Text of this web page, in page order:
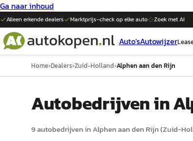
Ga naar inhoud
Alleen erkende dealers Marktprijs-check op elkeauto Zoek met AI
Auto'sAutowijzer
Home›Dealers›Zuid-Holland›Alphen aan den Rijn
Autobedrijven in
9autobedrijven in Alphen aan den Rijn(Zuid-